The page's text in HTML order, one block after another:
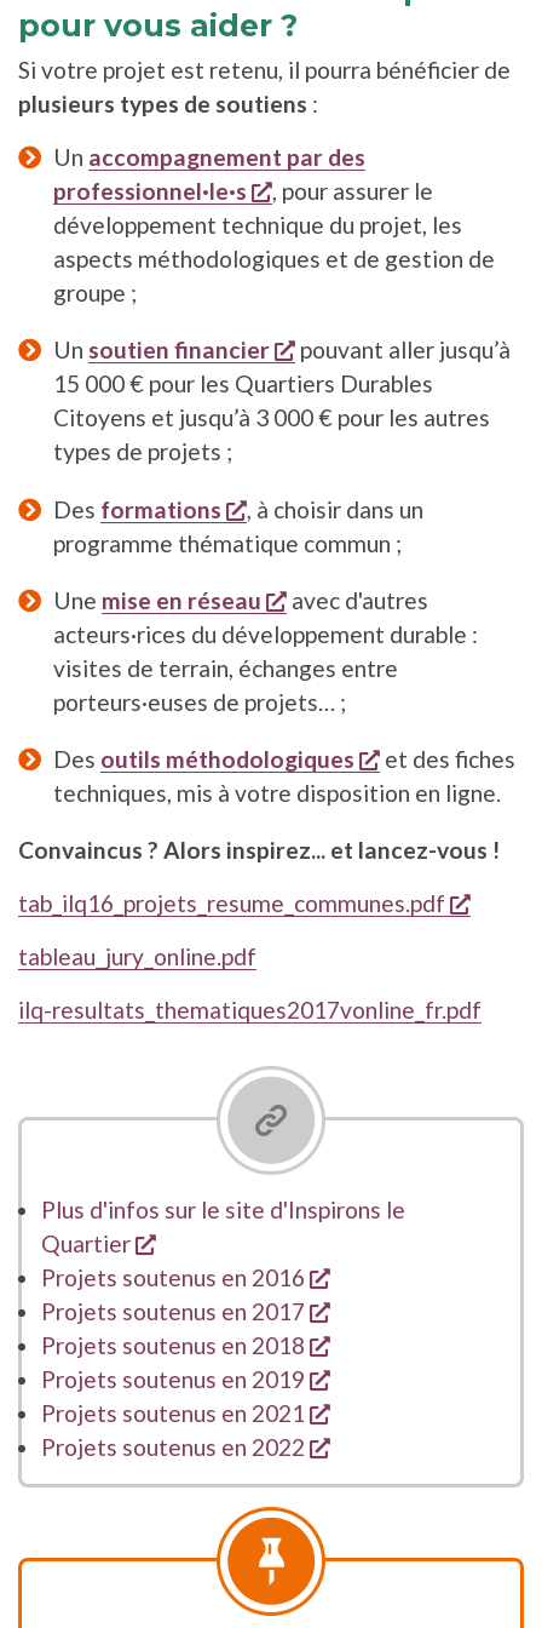
pour vous aider ?
Si votre projet est retenu, il pourra bénéficier de
plusieurs types de soutiens :
Un accompagnement par des
professionnel·le·s
s'ouvre dans une
, pour assurer le
développement technique du projet, les
aspects méthodologiques et de gestion de
groupe ;
Un soutien financier s'ouvre dans une
pouvant aller jusqu’à
15 000 € pour les Quartiers Durables
Citoyens et jusqu’à 3 000 € pour les autres
types de projets ;
Des formations s'ouvre dans une nouvelle
, à choisir dans un
programme thématique commun ;
Une mise en réseau s'ouvre dans une
avec d'autres
acteurs·rices du développement durable :
visites de terrain, échanges entre
porteurs·euses de projets… ;
Des outils méthodologiques s'ouvre dans
et des fiches
techniques, mis à votre disposition en ligne.
Convaincus ? Alors inspirez... et lancez-vous !
tab_ilq16_projets_resume_communes.pdf
tableau_jury_online.pdf
ilq-resultats_thematiques2017vonline_fr.pdf
Plus d'infos sur le site d'Inspirons le
Quartier
s'ouvre dans une nouvelle fenêtre
Projets soutenus en 2016
s'ouvre dans une
Projets soutenus en 2017
s'ouvre dans une
Projets soutenus en 2018
s'ouvre dans une
Projets soutenus en 2019
s'ouvre dans une
Projets soutenus en 2021
s'ouvre dans une
Projets soutenus en 2022
s'ouvre dans une